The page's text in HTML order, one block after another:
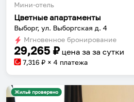
Мини-отель
Цветные апартаменты
Выборг, ул. Выборгская д. 4
Мгновенное бронирование
29,265 ₽ цена за за сутки
7,316 ₽ × 4 платежа
Жильё проверено